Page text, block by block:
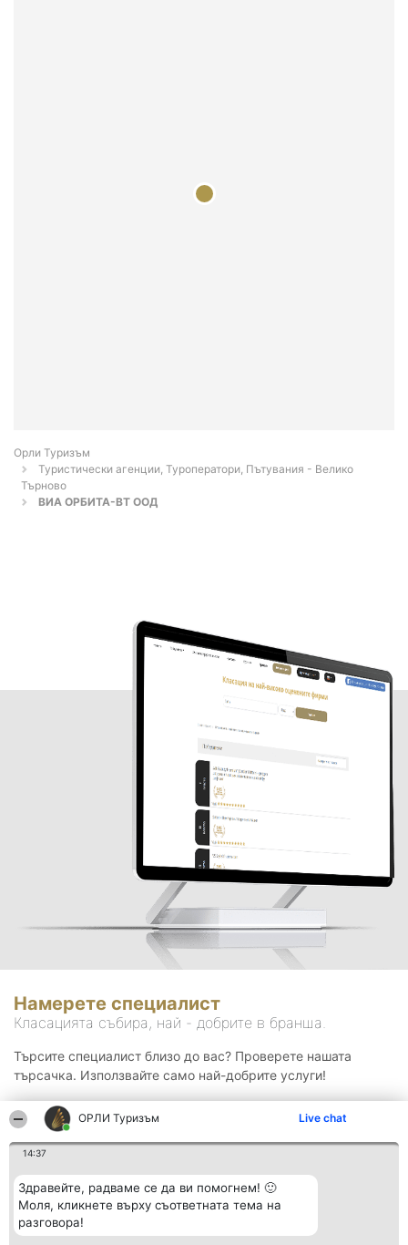
ОРЛИ Туризъм Live chat
14:37
Здравейте, радваме се да ви помогнем! 🙂
Моля, кликнете върху съответната тема на
разговора!
Орли Туризъм
Туристически агенции, Туроператори, Пътувания - Велико
Търново
ВИА ОРБИТА-ВТ ООД
Намерете специалист
Класацията събира, най - добрите в бранша.
Търсите специалист близо до вас? Проверете нашата
търсачка. Използвайте само най-добрите услуги!